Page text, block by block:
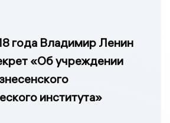
года Владимир Ленин
«Об учреждении
института»